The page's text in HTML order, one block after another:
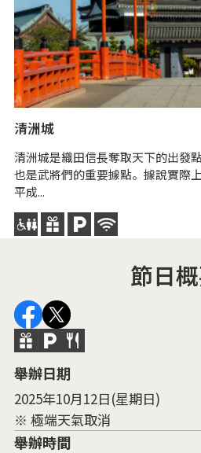
清洲城
清洲城是織田信長奪取天下的出發點
也是武將們的重要據點。據說實際
平成...
節日
舉辦日期
2025年10月12日(星期日)
※ 極端天氣取消
舉辦時間